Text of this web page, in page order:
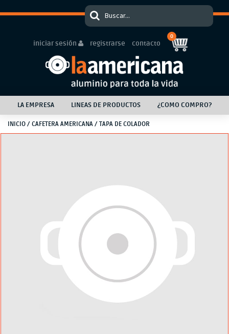
iniciar sesión registrarse contacto
0
LA EMPRESA LINEAS DE PRODUCTOS ¿COMO COMPRO?
INICIO / CAFETERA AMERICANA / TAPA DE COLADOR